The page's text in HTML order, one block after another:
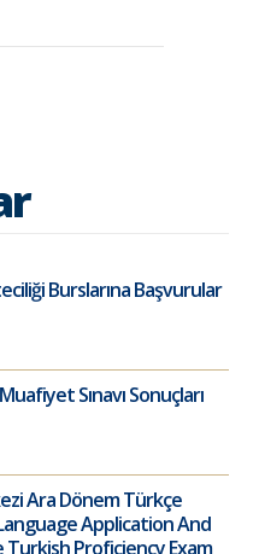
Burslarına Başvurular
Sınavı Sonuçları
Ara Dönem Türkçe
Application And
Proficiency Exam